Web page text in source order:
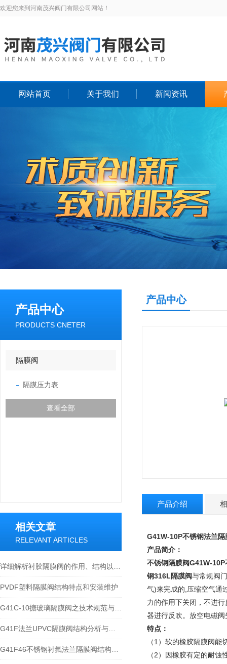
欢迎您来到河南茂兴阀门有限公司网站！
网站首页 关于我们 新闻资讯
产品中心
PRODUCTS CNETER
隔膜阀
隔膜压力表
查看全部
相关文章
RELEVANT ARTICLES
PVDF塑料隔膜阀结构特点和安装维护
产品中心
产品介绍
G41W-10P不锈钢法兰隔
产品简介：
不锈钢隔膜阀G41W-10P
钢316L隔膜阀与常规阀
气)来完成的,压缩空气通
力的作用下关闭，不进
器进行反吹。放空电磁
特点：
（1）软的橡胶隔膜阀能
（2）因橡胶有定的耐